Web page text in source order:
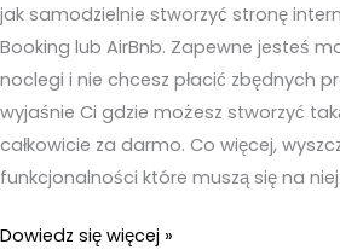
jak samodzielnie stworzyć stronę
Booking lub AirBnb. Zapewne jesteś
noclegi i nie chcesz płacić zbędnych
wyjaśnie Ci gdzie możesz stworzyć
całkowicie za darmo. Co więcej,
funkcjonalności które muszą się na
Strona
Dowiedz się więcej »